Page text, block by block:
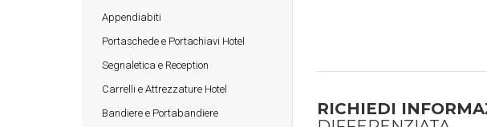
Appendiabiti
Portaschede e Portachiavi Hotel
Segnaletica e Reception
Carrelli e Attrezzature Hotel
Bandiere e Portabandiere
RICHIEDI